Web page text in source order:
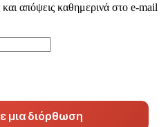
και απόψεις καθημερινά στο e-mail
μια διόρθωση